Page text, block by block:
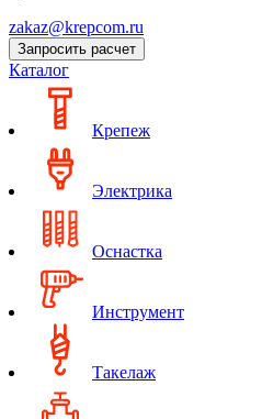
zakaz@krepcom.ru
Запросить расчет
Каталог
Крепеж
Электрика
Оснастка
Инструмент
Такелаж